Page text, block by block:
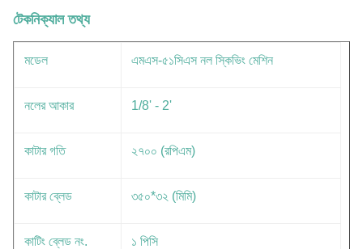
টেকনিক্যাল তথ্য
মডেল এমএস-৫১সিএস নল স্কিভিং মেশিন
নলের আকার 1/8' - 2'
কাটার গতি ২৭০০ (রপিএম)
কাটার ব্লেড ৩৫০*৩২ (মিমি)
কাটিং ব্লেড নং. ১ পিসি